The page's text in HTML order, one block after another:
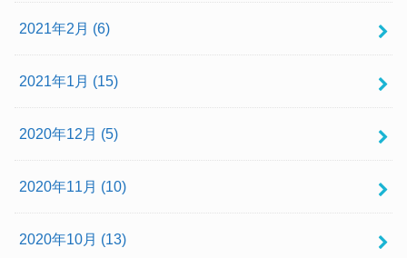
2021年2月 (6)
2021年1月 (15)
2020年12月 (5)
2020年11月 (10)
2020年10月 (13)